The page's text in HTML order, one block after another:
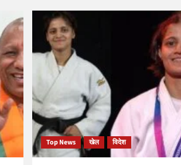
Top News खेल विदेश